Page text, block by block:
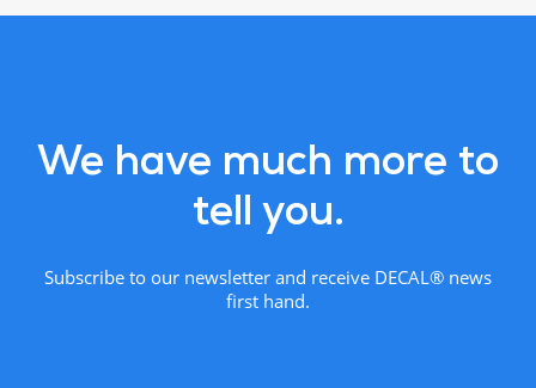
We have much more to
tell you.
Subscribe to our newsletter and receive DECAL® news
first hand.